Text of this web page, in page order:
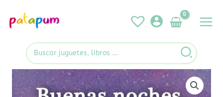
contenido
Search
for:
Buenas
noches,
pequeño